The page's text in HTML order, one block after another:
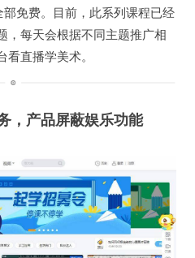
部免费。目前，此系列课程已经
，每天会根据不同主题推广相
直播学美术。
，产品屏蔽娱乐功能